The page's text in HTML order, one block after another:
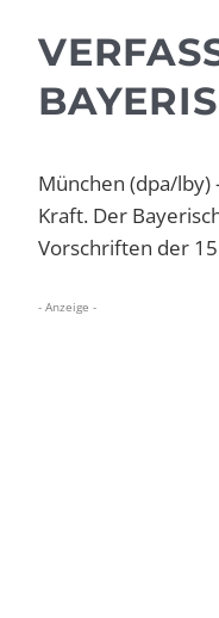
München (dpa/
Kraft. Der
Vorschriften der
- Anzeige -